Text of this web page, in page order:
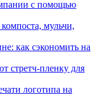
с помощью
мульчи,
как сэкономить на
стретч-пленку для
логотипа на